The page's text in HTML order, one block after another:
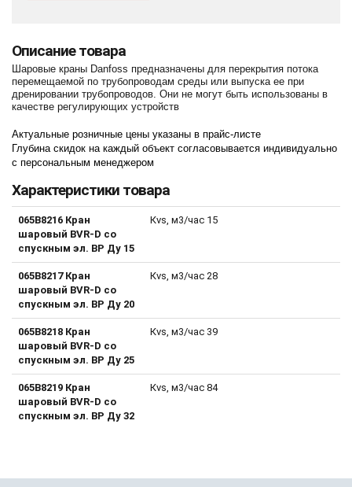
Описание товара
Шаровые краны Danfoss предназначены для перекрытия потока
перемещаемой по трубопроводам среды или выпуска ее при
дренировании трубопроводов. Они не могут быть использованы в
качестве регулирующих устройств
Актуальные розничные цены указаны в прайс-листе
Глубина скидок на каждый объект согласовывается индивидуально
с персональным менеджером
Характеристики товара
065B8216 Кран
шаровый BVR-D со
спускным эл. ВР Ду 15
Кvs, м3/час 15
065B8217 Кран
шаровый BVR-D со
спускным эл. ВР Ду 20
Кvs, м3/час 28
065B8218 Кран
шаровый BVR-D со
спускным эл. ВР Ду 25
Кvs, м3/час 39
065B8219 Кран
шаровый BVR-D со
спускным эл. ВР Ду 32
Кvs, м3/час 84